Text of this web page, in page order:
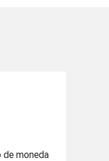
de moneda